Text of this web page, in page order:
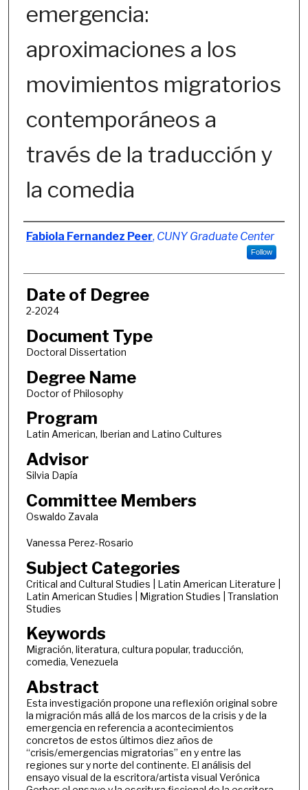
emergencia:
aproximaciones a los
movimientos migratorios
contemporáneos a
través de la traducción y
la comedia
Author
Fabiola Fernandez Peer, CUNY Graduate Center
Follow
Date of Degree
2-2024
Document Type
Doctoral Dissertation
Degree Name
Doctor of Philosophy
Program
Latin American, Iberian and Latino Cultures
Advisor
Silvia Dapía
Committee Members
Oswaldo Zavala
Vanessa Perez-Rosario
Subject Categories
Critical and Cultural Studies | Latin American Literature |
Latin American Studies | Migration Studies | Translation
Studies
Keywords
Migración, literatura, cultura popular, traducción,
comedia, Venezuela
Abstract
Esta investigación propone una reflexión original sobre
la migración más allá de los marcos de la crisis y de la
emergencia en referencia a acontecimientos
concretos de estos últimos diez años de
“crisis/emergencias migratorias” en y entre las
regiones sur y norte del continente. El análisis del
ensayo visual de la escritora/artista visual Verónica